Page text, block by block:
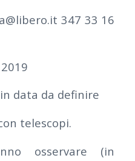
347 33 16
in data da definire
telescopi.
osservare (in